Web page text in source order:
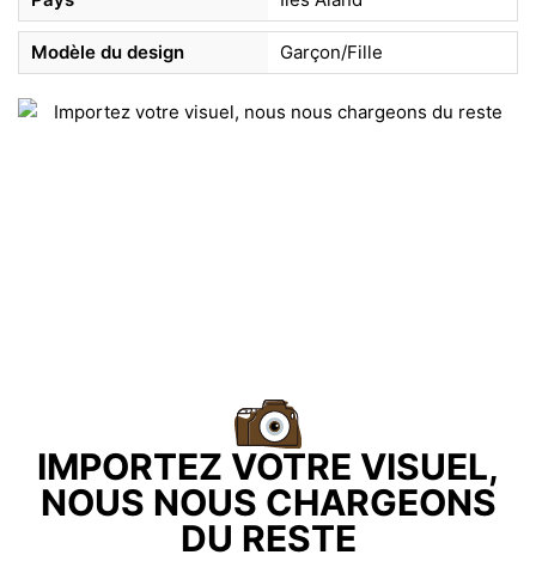
Modèle du design Garçon/Fille
IMPORTEZ VOTRE VISUEL,
NOUS NOUS CHARGEONS
DU RESTE